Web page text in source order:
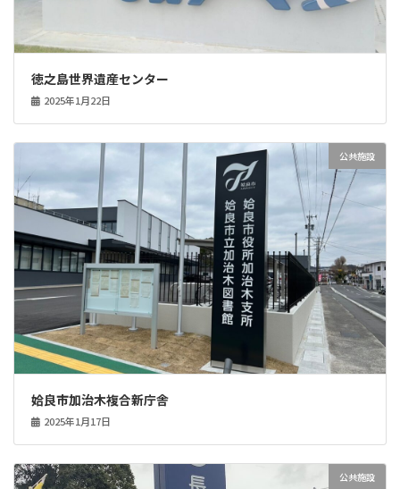
徳之島世界遺産センター
2025年1月22日
公共施設
姶良市加治木複合新庁舎
2025年1月17日
公共施設